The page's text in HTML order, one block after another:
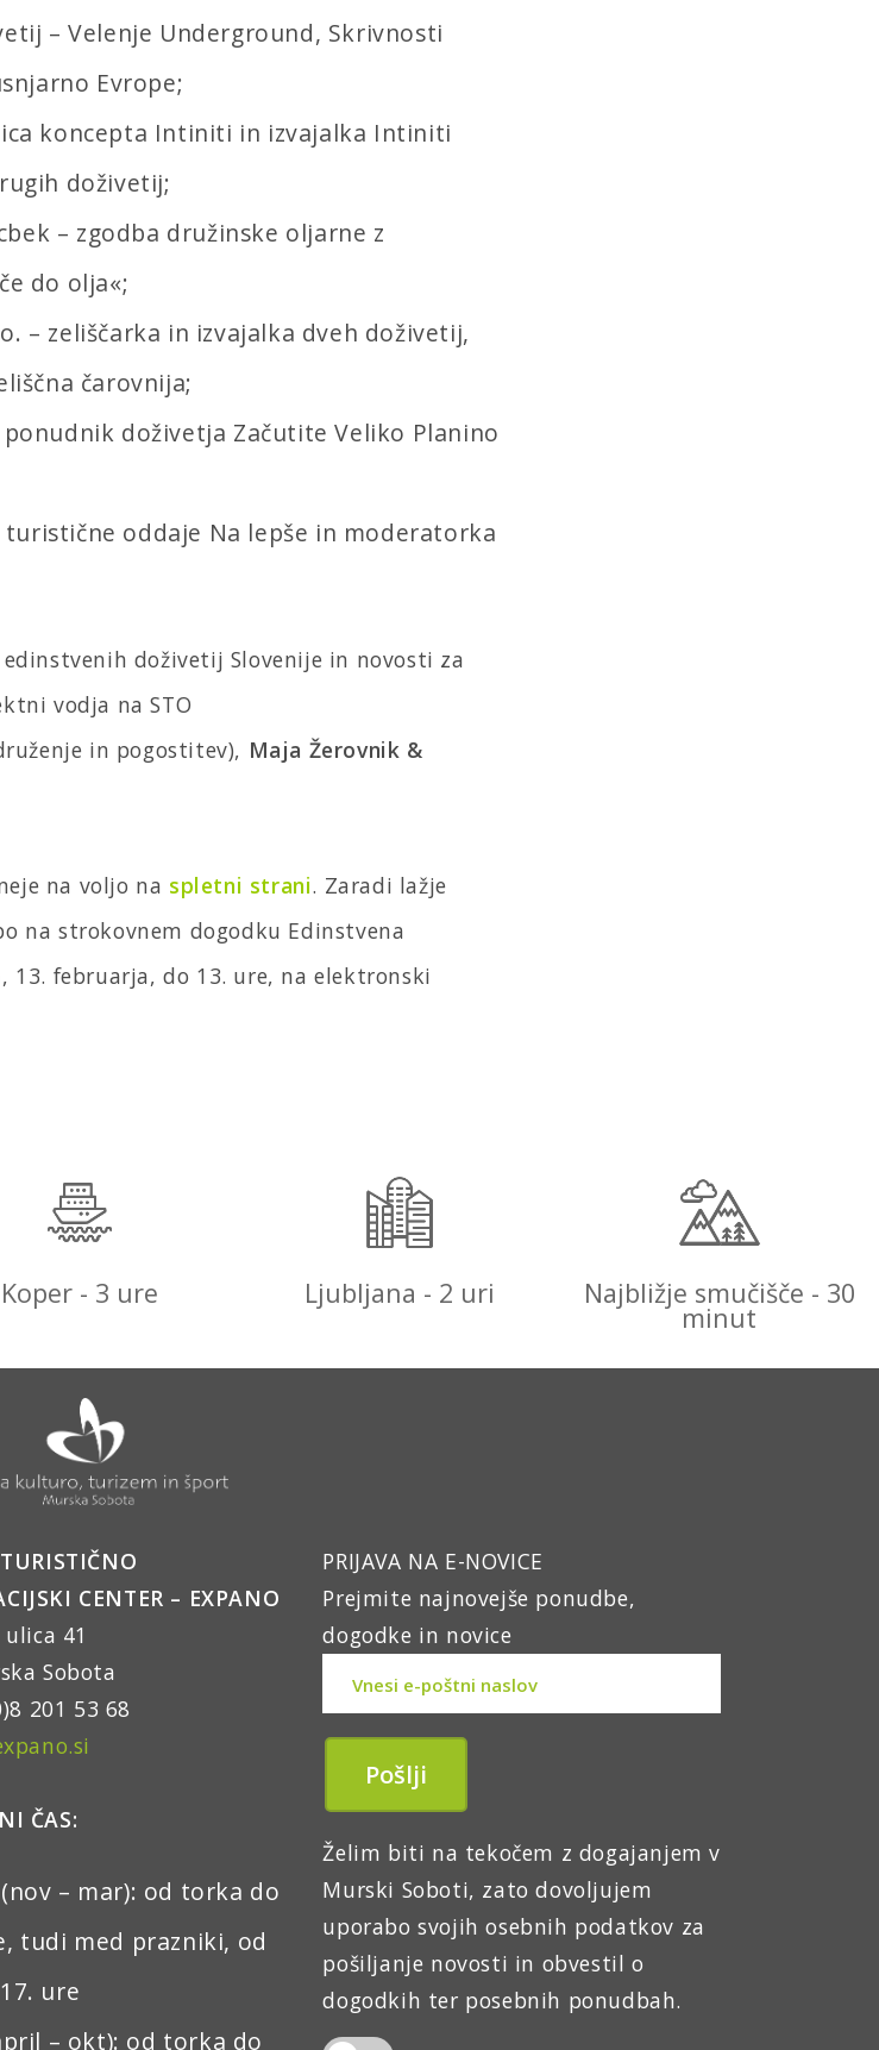
– Velenje Underground, Skrivnosti
Evrope;
koncepta Intiniti in izvajalka Intiniti
doživetij;
– zgodba družinske oljarne z
do olja«;
– zeliščarka in izvajalka dveh doživetij,
čarovnija;
ponudnik doživetja Začutite Veliko Planino
turistične oddaje Na lepše in moderatorka
doživetij Slovenije in novosti za
vodja na STO
in pogostitev), Maja Žerovnik &
na voljo na spletni strani. Zaradi lažje
na strokovnem dogodku Edinstvena
februarja, do 13. ure, na elektronski
Koper - 3 ure Ljubljana - 2 uri Najbližje smučišče - 30
minut
CENTER – EXPANO
41
Sobota
201 53 68
ČAS:
– mar): od torka do
tudi med prazniki, od
ure
– okt): od torka do
PRIJAVA NA E-NOVICE
Prejmite najnovejše ponudbe,
dogodke in novice
Želim biti na tekočem z dogajanjem v
Murski Soboti, zato dovoljujem
uporabo svojih osebnih podatkov za
pošiljanje novosti in obvestil o
dogodkih ter posebnih ponudbah.